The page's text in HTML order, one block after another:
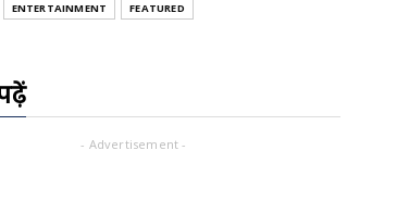
ENTERTAINMENT FEATURED
- Advertisement -